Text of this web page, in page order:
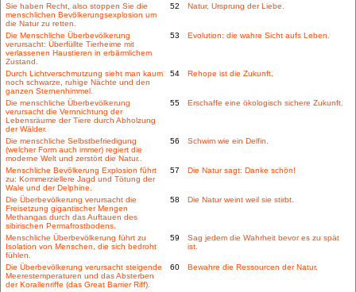
Sie haben Recht, also stoppen Sie die
menschlichen Bevölkerungsexplosion um
die Natur zu retten.
52 Natur, Ursprung der Liebe.
Die Menschliche Überbevölkerung
verursacht: Überfüllte Tierheime mit
verlassenen Haustieren in erbärmlichem
Zustand.
53 Evolution: die wahre Sicht aufs Leben.
Durch Lichtverschmutzung sieht man kaum
noch schwarze, ruhige Nächte und den
ganzen Sternenhimmel.
54 Rehope ist die Zukunft.
Die menschliche Überbevölkerung
verursacht die Vernnichtung der
Lebensräume der Tiere durch Abholzung
der Wälder.
55 Erschaffe eine ökologisch sichere Zukunft.
Die menschliche Selbstbefriedigung
(welcher Form auch immer) regiert die
moderne Welt und zerstört die Natur..
56 Schwim wie ein Delfin.
Menschliche Bevölkerung Explosion führt
zu: Kommerziellere Jagd und Tötung der
Wale und der Delphine.
57 Die Natur sagt: Danke schön!
Die Überbevölkerung verursacht die
Freisetzung gigantischer Mengen
Methangas durch das Auftauen des
sibirischen Permafrostbodens.
58 Die Natur weint weil sie stirbt.
Menschliche Überbevölkerung führt zu
Isolation von Menschen, die sich bedroht
fühlen.
59
Sag jedem die Wahrheit bevor es zu spät
ist.
Die Überbevölkerung verursacht steigende
Meerestemperaturen und das Absterben
der Korallenriffe (das Great Barrier Riff).
60 Bewahre die Ressourcen der Natur.